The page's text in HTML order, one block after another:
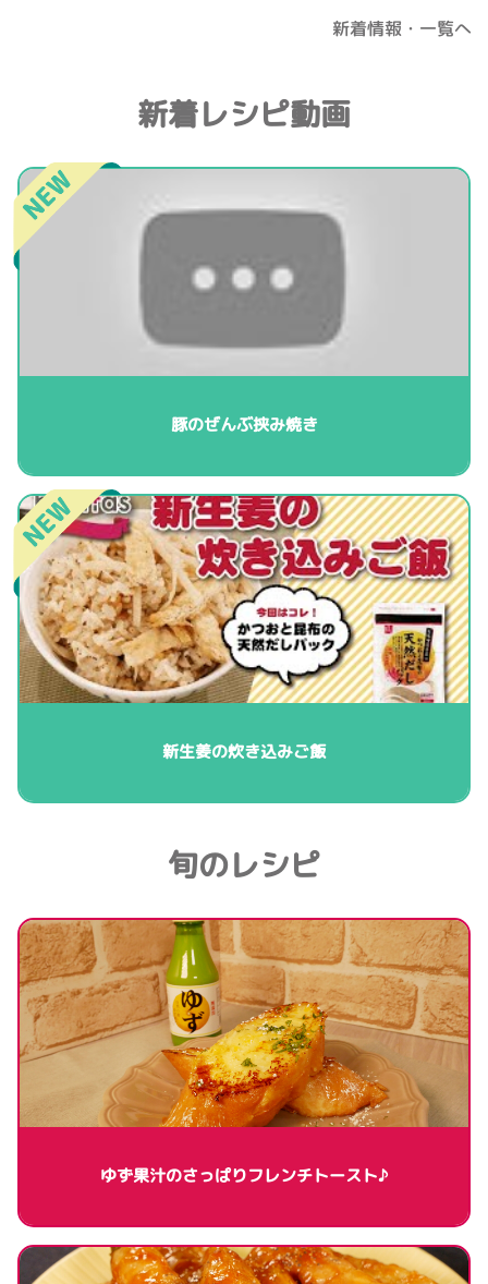
新着情報・一覧へ
新着レシピ動画
豚のぜんぶ挟み焼き
新生姜の炊き込みご飯
旬のレシピ
ゆず果汁のさっぱりフレンチトースト♪